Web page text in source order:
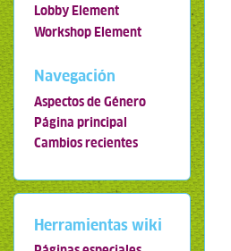
Lobby Element
Workshop Element
Navegación
Aspectos de Género
Página principal
Cambios recientes
Herramientas wiki